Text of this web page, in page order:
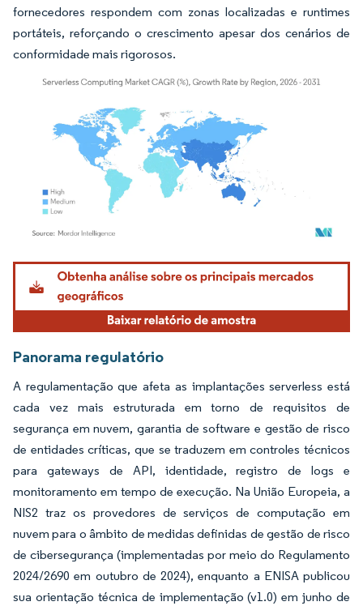
fornecedores respondem com zonas localizadas e runtimes
portáteis, reforçando o crescimento apesar dos cenários de
conformidade mais rigorosos.
Imagem © Mordor Intelligence. O reuso requer atribuição conforme CC BY 4.0.
Panorama regulatório
A regulamentação que afeta as implantações serverless está
cada vez mais estruturada em torno de requisitos de
segurança em nuvem, garantia de software e gestão de risco
de entidades críticas, que se traduzem em controles técnicos
para gateways de API, identidade, registro de logs e
monitoramento em tempo de execução. Na União Europeia, a
NIS2 traz os provedores de serviços de computação em
nuvem para o âmbito de medidas definidas de gestão de risco
de cibersegurança (implementadas por meio do Regulamento
2024/2690 em outubro de 2024), enquanto a ENISA publicou
sua orientação técnica de implementação (v1.0) em junho de